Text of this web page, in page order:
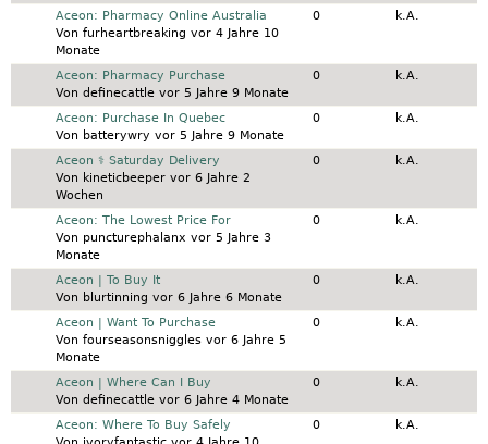
Normales Thema
Aceon: Pharmacy Online Australia
Von furheartbreaking vor 4 Jahre 10
Monate
0 k.A.
Normales Thema
Aceon: Pharmacy Purchase
Von definecattlevor 5 Jahre 9 Monate
0 k.A.
Normales Thema
Aceon: Purchase In Quebec
Von batterywry vor 5 Jahre 9 Monate
0 k.A.
Normales Thema
Aceon ⚕️ Saturday Delivery
Von kineticbeepervor 6 Jahre 2
Wochen
0 k.A.
Normales Thema
Aceon: The Lowest Price For
Von puncturephalanx vor 5 Jahre 3
Monate
0 k.A.
Normales Thema
Aceon | To Buy It
Von blurtinning vor 6 Jahre 6 Monate
0 k.A.
Normales Thema
Aceon | Want To Purchase
Von fourseasonsnigglesvor 6 Jahre 5
Monate
0 k.A.
Normales Thema
Aceon | Where Can I Buy
Von definecattlevor 6 Jahre 4 Monate
0 k.A.
Normales Thema
Aceon: Where To Buy Safely
0 k.A.